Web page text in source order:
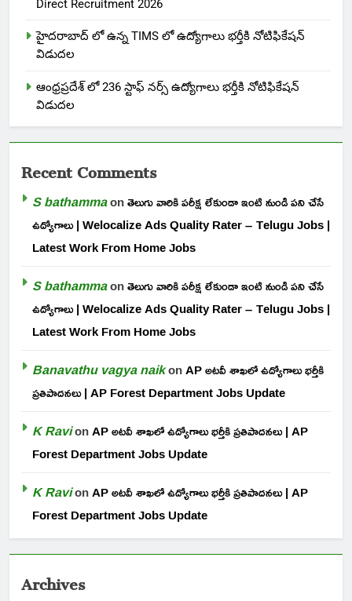
Direct Recruitment 2026
హైదరాబాద్ లో ఉన్న TIMS లో ఉద్యోగాలు భర్తీకి నోటిఫికేషన్
విడుదల
ఆంధ్రప్రదేశ్ లో 236 స్టాఫ్ నర్స్ ఉద్యోగాలు భర్తీకి నోటిఫికేషన్
విడుదల
Recent Comments
S bathammaonతెలుగు వారికి పరీక్ష లేకుండా ఇంటి నుండి పని చేసే
ఉద్యోగాలు | Welocalize Ads Quality Rater – Telugu Jobs |
Latest Work From Home Jobs
S bathammaonతెలుగు వారికి పరీక్ష లేకుండా ఇంటి నుండి పని చేసే
ఉద్యోగాలు | Welocalize Ads Quality Rater – Telugu Jobs |
Latest Work From Home Jobs
Banavathu vagya naikonAP అటవీ శాఖలో ఉద్యోగాలు భర్తీకి
ప్రతిపాదనలు | AP Forest Department Jobs Update
K RavionAP అటవీ శాఖలో ఉద్యోగాలు భర్తీకి ప్రతిపాదనలు | AP
Forest Department Jobs Update
K RavionAP అటవీ శాఖలో ఉద్యోగాలు భర్తీకి ప్రతిపాదనలు | AP
Forest Department Jobs Update
Archives